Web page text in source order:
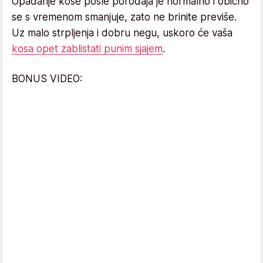
se s vremenom smanjuje, zato ne brinite previše.
Uz malo strpljenja i dobru negu, uskoro će vaša
kosa opet zablistati punim sjajem.
BONUS VIDEO: